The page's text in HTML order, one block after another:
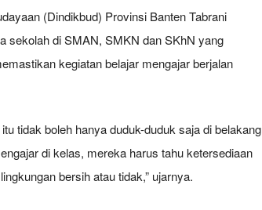
(Dindikbud) Provinsi Banten Tabrani
sekolah di SMAN, SMKN dan SKhN yang
kegiatan belajar mengajar berjalan
tidak boleh hanya duduk-duduk saja di belakang
di kelas, mereka harus tahu ketersediaan
bersih atau tidak,” ujarnya.